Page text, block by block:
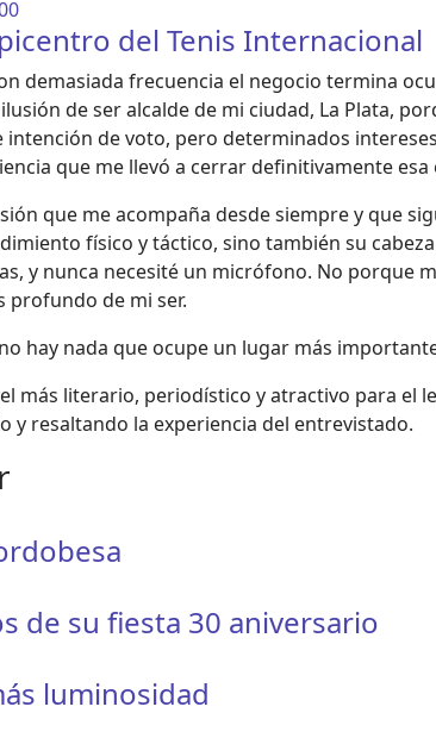
del Tenis Internacional
demasiada frecuencia el negocio termina
de ser alcalde de mi ciudad, La Plata,
de voto, pero determinados
que me llevó a cerrar definitivamente esa
que me acompaña desde siempre y que
físico y táctico, sino también su
y nunca necesité un micrófono. No porque
profundo de mi ser.
hay nada que ocupe un lugar más
más literario, periodístico y atractivo para el
resaltando la experiencia del entrevistado.
de su fiesta 30 aniversario
luminosidad